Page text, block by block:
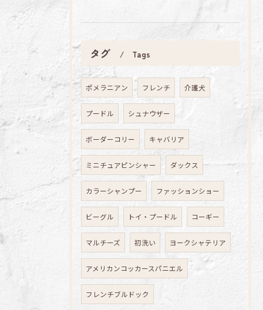
タグ Tags
ポメラニアン フレンチ 介護犬
プードル シュナウザー
ボーダーコリー キャバリア
ミニチュアピンシャー ダックス
カラーシャンプー ファッションショー
ビーグル トイ・プードル コーギー
マルチーズ 初洗い ヨークシャテリア
アメリカンコッカースパニエル
フレンチブルドック